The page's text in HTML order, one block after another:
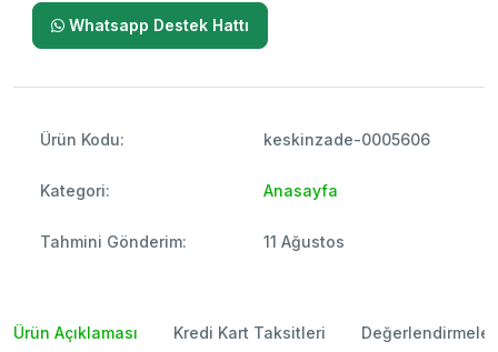
Whatsapp Destek Hattı
Ürün Kodu: keskinzade-0005606
Kategori: Anasayfa
Tahmini Gönderim: 11 Ağustos
Ürün Açıklaması Kredi Kart Taksitleri Değerlendirmeler